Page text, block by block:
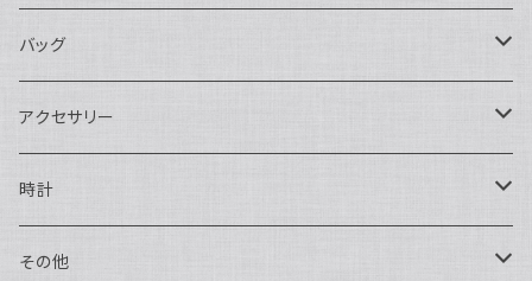
長財布
二つ折り
バッグ
ショルダーバッグ・ボディバッグ
ハンドバッグ・ポーチ
トートバッグ
アクセサリー
ネックレス
指輪
時計
アナログ・機械式
その他